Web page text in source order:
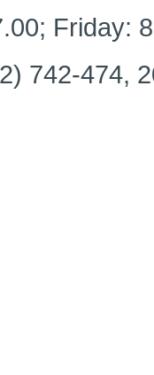
Friday:
742-474,